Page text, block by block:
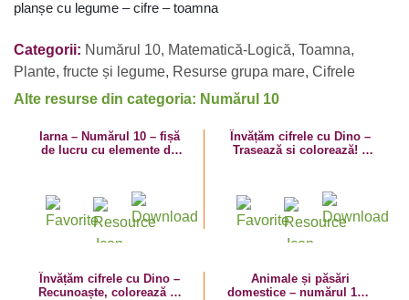
planșe cu legume – cifre – toamna
Categorii: Numărul 10, Matematică-Logică, Toamna,
Plante, fructe și legume, Resurse grupa mare, Cifrele
Alte resurse din categoria: Numărul 10
Iarna – Numărul 10 – fișă
de lucru cu elemente de
Învățăm cifrele cu Dino –
Trasează si colorează! –
Învățăm cifrele cu Dino –
Recunoaște, colorează și
Animale și păsări
domestice – numărul 10 –